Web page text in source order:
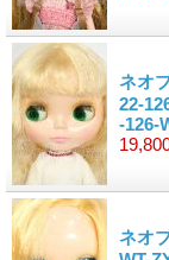
ネオ
22-
-126-
ネオ